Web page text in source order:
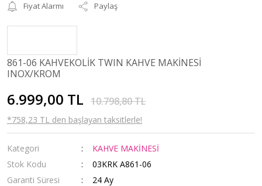
Fiyat Alarmı
Paylaş
861-06 KAHVEKOLİK TWIN KAHVE MAKİNESİ
INOX/KROM
6.999,00 TL 10.798,80 TL
*758,23 TL den başlayan taksitlerle!
Kategori
KAHVE MAKİNESİ
Stok Kodu
03KRK A861-06
Garanti Süresi
24 Ay